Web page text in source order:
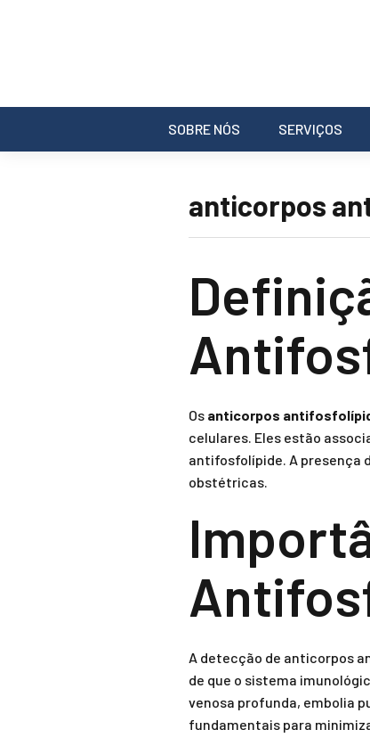
SOBRE NÓS SERVIÇOS
anticorpos
Os anticorpos
celulares. Eles estão
antifosfolípide. A presença
obstétricas.
A detecção de anticorpos
de que o sistema
venosa profunda, embolia
fundamentais para